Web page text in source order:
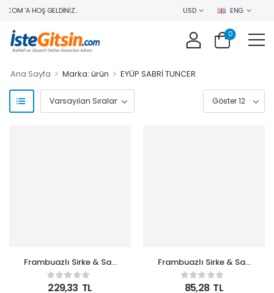
'A HOŞ GELDINIZ.. USD ENG
0
Ana Sayfa > Marka: ürün > EYÜP SABRİ TUNCER
Frambuazlı Sirke & Saç
Toniği 500 ml
229,33 TL
Frambuazlı Sirke & Saç
Toniği 100 ml Seyahat
Boy Pet Şişe
85,28 TL